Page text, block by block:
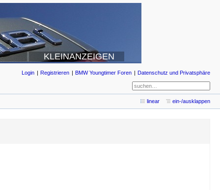
KLEINANZEIGEN
Login Registrieren BMW Youngtimer Foren Datenschutz und Privatsphäre
linear ein-/ausklappen